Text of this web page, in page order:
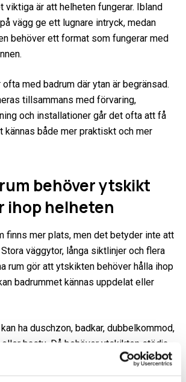
viktiga är att helheten fungerar. Ibland
vägg ge ett lugnare intryck, medan
behöver ett format som fungerar med
ofta med badrum där ytan är begränsad.
tillsammans med förvaring,
och installationer går det ofta att få
kännas både mer praktiskt och mer
behöver ytskikt
ihop helheten
finns mer plats, men det betyder inte att
väggytor, långa siktlinjer och flera
rum gör att ytskikten behöver hålla ihop
badrummet kännas uppdelat eller
ha duschzon, badkar, dubbelkommod,
bastu. Då behöver ytskikten stödja
Golvet ska fungera praktiskt, väggarna
i rätt zoner och detaljerna ska kännas